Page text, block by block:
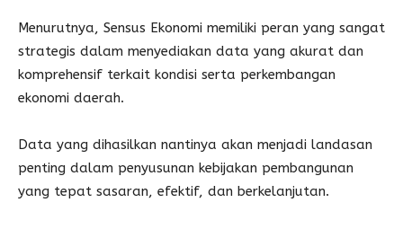
Menurutnya, Sensus Ekonomi memiliki peran yang sangat
strategis dalam menyediakan data yang akurat dan
komprehensif terkait kondisi serta perkembangan
ekonomi daerah.
Data yang dihasilkan nantinya akan menjadi landasan
penting dalam penyusunan kebijakan pembangunan
yang tepat sasaran, efektif, dan berkelanjutan.